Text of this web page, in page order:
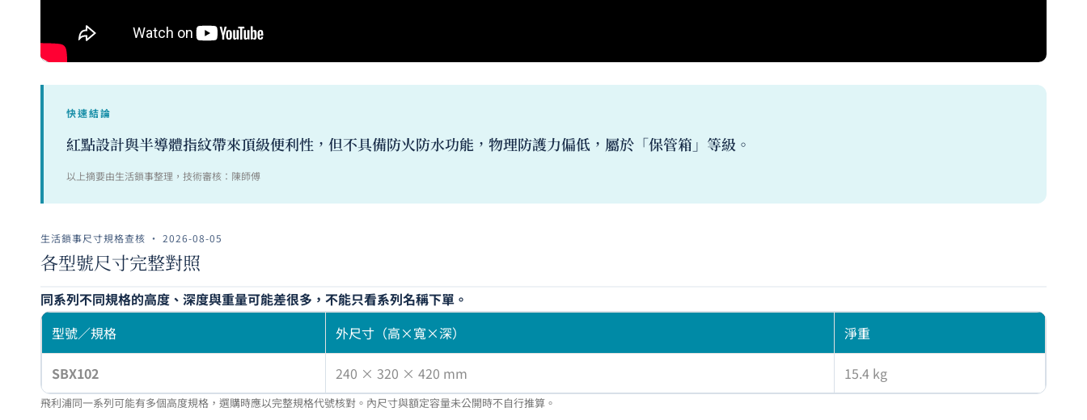
快速結論
紅點設計與半導體指紋帶來頂級便利性，但不具備防火防水功能，物理防護力偏低，屬於「保管箱」等級。
以上摘要由生活鎖事整理，技術審核：陳師傅
生活鎖事尺寸規格查核 · 2026-08-05
各型號尺寸完整對照
同系列不同規格的高度、深度與重量可能差很多，不能只看系列名稱下單。
型號／規格
外尺寸（高×寬×深） 淨重
SBX102 240 × 320 × 420 mm 15.4 kg
飛利浦同一系列可能有多個高度規格，選購時應以完整規格代號核對。內尺寸與額定容量未公開時不自行推算。